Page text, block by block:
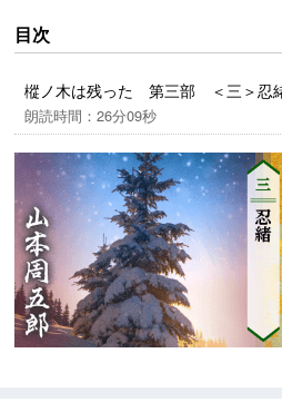
ますが、作品の時代背景と著者
ままの形で配信いたします。
目次
樅ノ木は残った 第三部 ＜三＞忍
朗読時間：26分09秒